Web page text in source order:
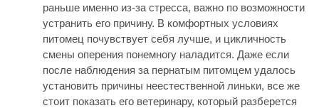
раньше именно из-за стресса, важно по возможности
устранить его причину. В комфортных условиях
питомец почувствует себя лучше, и цикличность
смены оперения понемногу наладится. Даже если
после наблюдения за пернатым питомцем удалось
установить причины неестественной линьки, все же
стоит показать его ветеринару, который разберется